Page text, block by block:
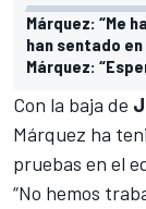
Márquez: “Me
han sentado
Márquez:
Con la baja de
Márquez ha
pruebas en el
“No hemos